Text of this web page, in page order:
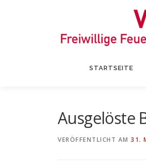
STARTSEITE
Ausgelöste
VERÖFFENTLICHT AM 31.